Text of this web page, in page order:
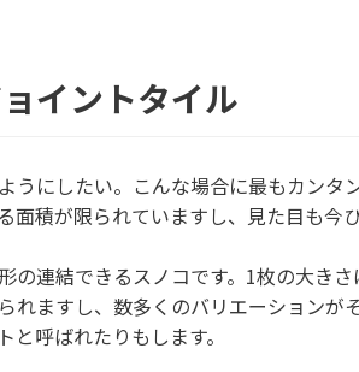
イントタイル
うにしたい。こんな場合に最もカンタ
面積が限られていますし、見た目も今
の連結できるスノコです。1枚の大き
れますし、数多くのバリエーションが
呼ばれたりもします。